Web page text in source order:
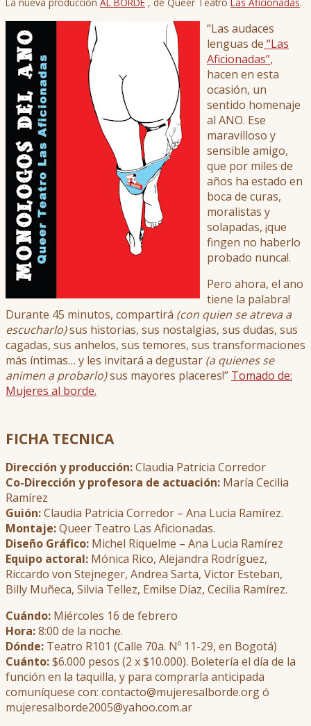
La nueva producción AL BORDE , de Queer Teatro Las Aficionadas.
“Las audaces
lenguas de “Las
Aficionadas”,
hacen en esta
ocasión, un
sentido homenaje
al ANO. Ese
maravilloso y
sensible amigo,
que por miles de
años ha estado en
boca de curas,
moralistas y
solapadas, ¡que
fingen no haberlo
probado nunca!.
Pero ahora, el ano
tiene la palabra!
Durante 45 minutos, compartirá (con quien se atreva a
escucharlo)sus historias, sus nostalgias, sus dudas, sus
cagadas, sus anhelos, sus temores, sus transformaciones
más íntimas… y les invitará a degustar (a quienes se
animen a probarlo)sus mayores placeres!” Tomado de:
Mujeres al borde.
FICHA TECNICA
Dirección y producción:Claudia Patricia Corredor
Co-Dirección y profesora de actuación: María Cecilia
Ramírez
Guión:Claudia Patricia Corredor – Ana Lucia Ramírez.
Montaje:Queer Teatro Las Aficionadas.
Diseño Gráfico: Michel Riquelme – Ana Lucia Ramírez
Equipo actoral: Mónica Rico, Alejandra Rodríguez,
Riccardo von Stejneger, Andrea Sarta, Victor Esteban,
Billy Muñeca, Silvia Tellez, Emilse Díaz, Cecilia Ramírez.
Cuándo: Miércoles 16 de febrero
Hora:8:00 de la noche.
Dónde: Teatro R101 (Calle 70a. Nº 11-29, en Bogotá)
Cuánto:$6.000 pesos (2 x $10.000). Boletería el día de la
función en la taquilla, y para comprarla anticipada
comuníquese con: contacto@mujeresalborde.org ó
mujeresalborde2005@yahoo.com.ar